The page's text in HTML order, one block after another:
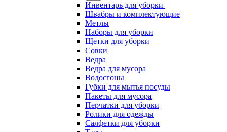
Инвентарь для уборки
Швабры и комплектующие
Метлы
Наборы для уборки
Щетки для уборки
Совки
Ведра
Ведра для мусора
Водосгоны
Губки для мытья посуды
Пакеты для мусора
Перчатки для уборки
Ролики для одежды
Салфетки для уборки